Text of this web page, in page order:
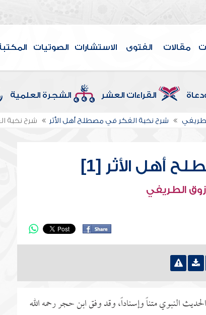
مقالات الفتوى الاستشارات الصوتيات
القراءات العشر الشجرة العلمية
شرح نخبة الفكر في مصطلح أهل الأثر شرح نخبة
أهل الأثر [1]
الطريفي
النبوي متناً وإسناداً، وقد وفق ابن حجر رحمه الله